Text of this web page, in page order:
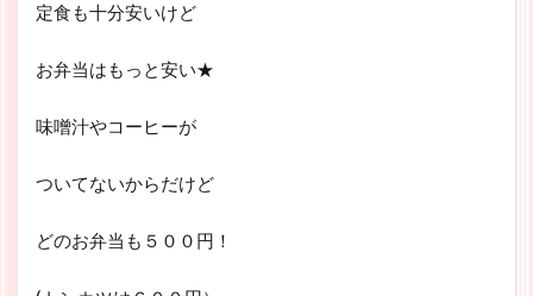
定食も十分安いけど
お弁当はもっと安い★
味噌汁やコーヒーが
ついてないからだけど
どのお弁当も５００円！